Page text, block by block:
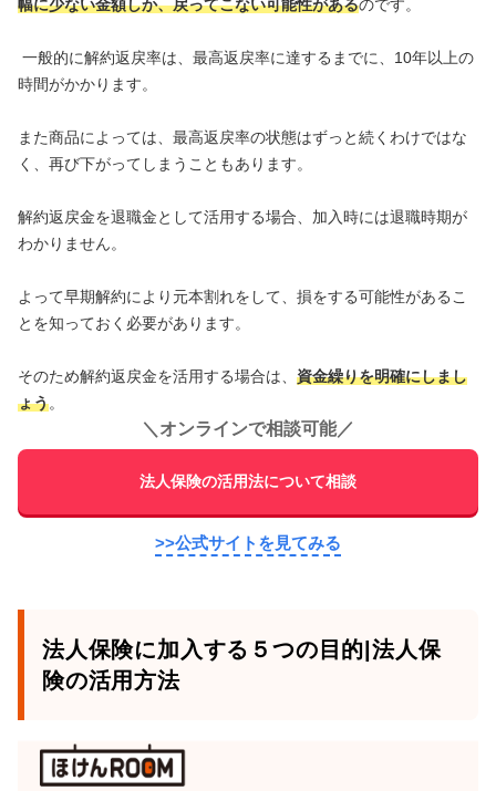
幅に少ない金額しか、戻ってこない可能性があるのです。
一般的に解約返戻率は、最高返戻率に達するまでに、10年以上の
時間がかかります。
また商品によっては、最高返戻率の状態はずっと続くわけではな
く、再び下がってしまうこともあります。
解約返戻金を退職金として活用する場合、加入時には退職時期が
わかりません。
よって早期解約により元本割れをして、損をする可能性があるこ
とを知っておく必要があります。
そのため解約返戻金を活用する場合は、 資金繰りを明確にしまし
ょう。
＼ オンラインで相談可能／
法人保険の活用法について相談
>>公式サイトを見てみる
法人保険に加入する５つの目的|法人保
険の活用方法